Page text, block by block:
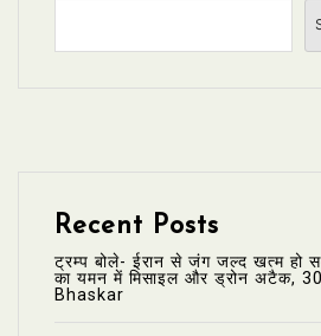
Recent Posts
ट्रम्प बोले- ईरान से जंग जल्द खत्म हो
का यमन में मिसाइल और ड्रोन अटैक,
Bhaskar